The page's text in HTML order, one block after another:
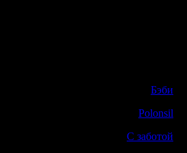
Бэби
Polonsil
С заботой